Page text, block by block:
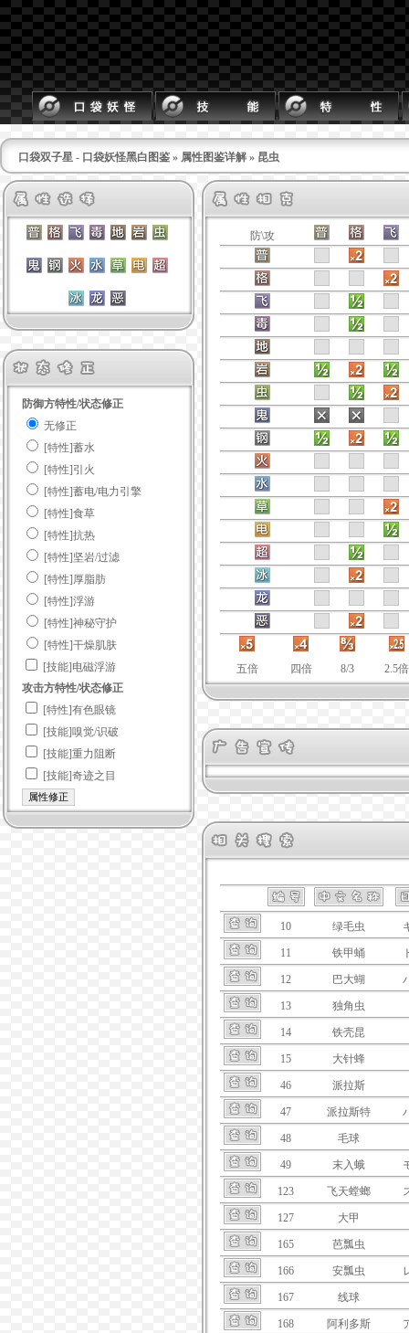
口袋双子星 - 口袋妖怪黑白图鉴 » 属性图鉴详解 » 昆虫
防御方特性/状态修正
无修正
[特性]蓄水
[特性]引火
[特性]蓄电/电力引擎
[特性]食草
[特性]抗热
[特性]坚岩/过滤
[特性]厚脂肪
[特性]浮游
[特性]神秘守护
[特性]干燥肌肤
[技能]电磁浮游
攻击方特性/状态修正
[特性]有色眼镜
[技能]嗅觉/识破
[技能]重力阻断
[技能]奇迹之目
防\攻
五倍 四倍 8/3 2.5倍
10 绿毛虫
11 铁甲蛹
12 巴大蝴
13 独角虫
14 铁壳昆
15 大针蜂
46 派拉斯
47 派拉斯特
48 毛球
49 末入蛾
123 飞天螳螂
127 大甲
165 芭瓢虫
166 安瓢虫
167 线球
168 阿利多斯